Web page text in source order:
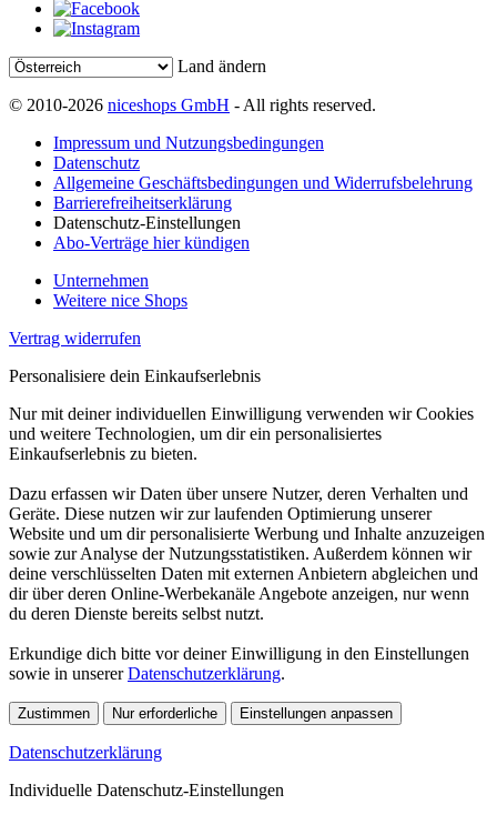
Land ändern
© 2010-2026 niceshops GmbH - All rights reserved.
Impressum und Nutzungsbedingungen
Datenschutz
Allgemeine Geschäftsbedingungen und Widerrufsbelehrung
Barrierefreiheitserklärung
Datenschutz-Einstellungen
Abo-Verträge hier kündigen
Unternehmen
Weitere nice Shops
Vertrag widerrufen
Personalisiere dein Einkaufserlebnis
Nur mit deiner individuellen Einwilligung verwenden wir Cookies
und weitere Technologien, um dir ein personalisiertes
Einkaufserlebnis zu bieten.
Dazu erfassen wir Daten über unsere Nutzer, deren Verhalten und
Geräte. Diese nutzen wir zur laufenden Optimierung unserer
Website und um dir personalisierte Werbung und Inhalte anzuzeigen
sowie zur Analyse der Nutzungsstatistiken. Außerdem können wir
deine verschlüsselten Daten mit externen Anbietern abgleichen und
dir über deren Online-Werbekanäle Angebote anzeigen, nur wenn
du deren Dienste bereits selbst nutzt.
Erkundige dich bitte vor deiner Einwilligung in den Einstellungen
sowie in unsererDatenschutzerklärung.
Zustimmen Nur erforderliche Einstellungen anpassen
Datenschutzerklärung
Individuelle Datenschutz-Einstellungen